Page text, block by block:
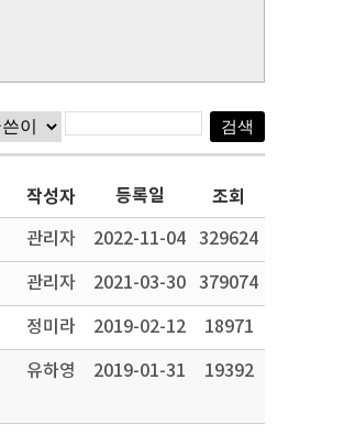
작성자 등록일 조회
관리자 2022-11-04 329624
관리자 2021-03-30 379074
정미라 2019-02-12 18971
유하영 2019-01-31 19392